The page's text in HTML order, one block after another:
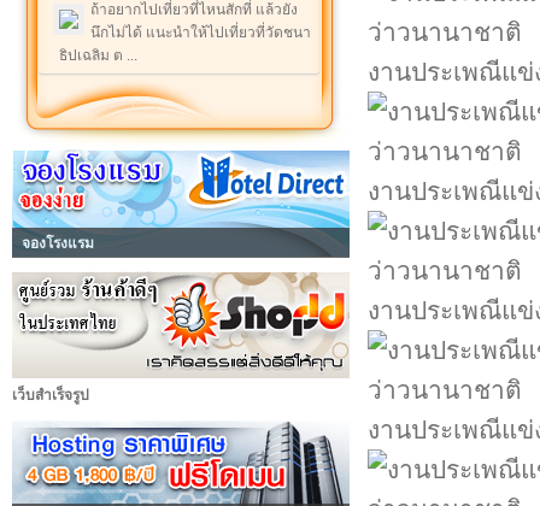
ถ้าอยากไปเที่ยวที่ไหนสักที่ แล้วยัง
นึกไม่ได้ แนะนำให้ไปเที่ยวที่วัดชนา
ธิปเฉลิม ต ...
จองโรงแรม
เว็บสำเร็จรูป
งานประเพณีแ
งานประเพณีแ
งานประเพณีแ
งานประเพณีแ